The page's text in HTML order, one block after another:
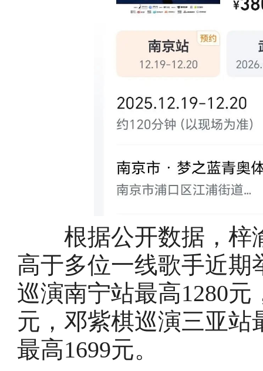
根据公开数据，梓
高于多位一线歌手近期
巡演南宁站最高1280
元，邓紫棋巡演三亚站
最高1699元。